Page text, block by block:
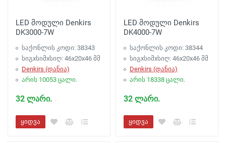
LED მოდული Denkirs
DK3000-7W
საქონლის კოდი: 38343
სიგxსიმxსიღ: 46x20x46 მმ
Denkirs (დანია)
არის 10053 ცალი.
32 ლარი.
ყიდვა
LED მოდული Denkirs
DK4000-7W
საქონლის კოდი: 38344
სიგxსიმxსიღ: 46x20x46 მმ
Denkirs (დანია)
არის 18338 ცალი.
32 ლარი.
ყიდვა